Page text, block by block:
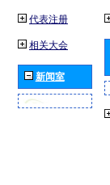
代表注册
相关大会
新闻室